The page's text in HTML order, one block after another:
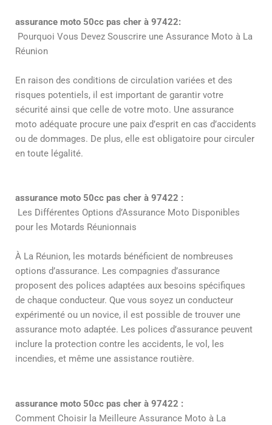
assurance moto 50cc pas cher à 97422:
Pourquoi Vous Devez Souscrire une Assurance Moto à La
Réunion
En raison des conditions de circulation variées et des
risques potentiels, il est important de garantir votre
sécurité ainsi que celle de votre moto. Une assurance
moto adéquate procure une paix d’esprit en cas d’accidents
ou de dommages. De plus, elle est obligatoire pour circuler
en toute légalité.
assurance moto 50cc pas cher à 97422 :
Les Différentes Options d’Assurance Moto Disponibles
pour les Motards Réunionnais
À La Réunion, les motards bénéficient de nombreuses
options d’assurance. Les compagnies d’assurance
proposent des polices adaptées aux besoins spécifiques
de chaque conducteur. Que vous soyez un conducteur
expérimenté ou un novice, il est possible de trouver une
assurance moto adaptée. Les polices d’assurance peuvent
inclure la protection contre les accidents, le vol, les
incendies, et même une assistance routière.
assurance moto 50cc pas cher à 97422 :
Comment Choisir la Meilleure Assurance Moto à La